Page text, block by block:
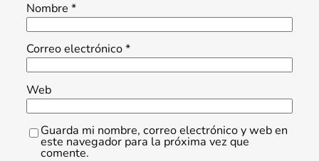
Nombre *
Correo electrónico*
Web
Guarda mi nombre, correo electrónico y web en
este navegador para la próxima vez que
comente.